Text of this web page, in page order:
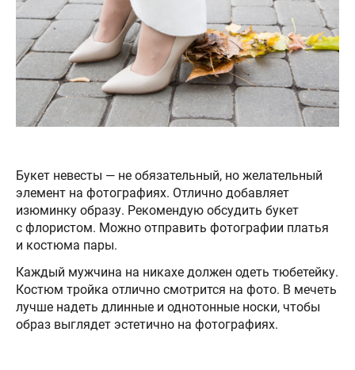
Букет невесты — не обязательный, но желательный
элемент на фотографиях. Отлично добавляет
изюминку образу. Рекомендую обсудить букет
с флористом. Можно отправить фотографии платья
и костюма пары.
Каждый мужчина на никахе должен одеть тюбетейку.
Костюм тройка отлично смотрится на фото. В мечеть
лучше надеть длинные и однотонные носки, чтобы
образ выглядет эстетично на фотографиях.